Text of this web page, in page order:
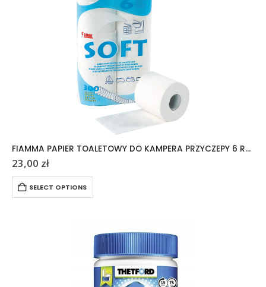
FIAMMA PAPIER TOALETOWY DO KAMPERA PRZYCZEPY 6 ROLEK
23,00 zł
SELECT OPTIONS